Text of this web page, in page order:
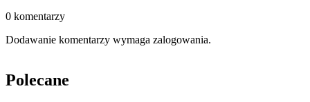
0 komentarzy
Dodawanie komentarzy wymaga zalogowania.
Polecane